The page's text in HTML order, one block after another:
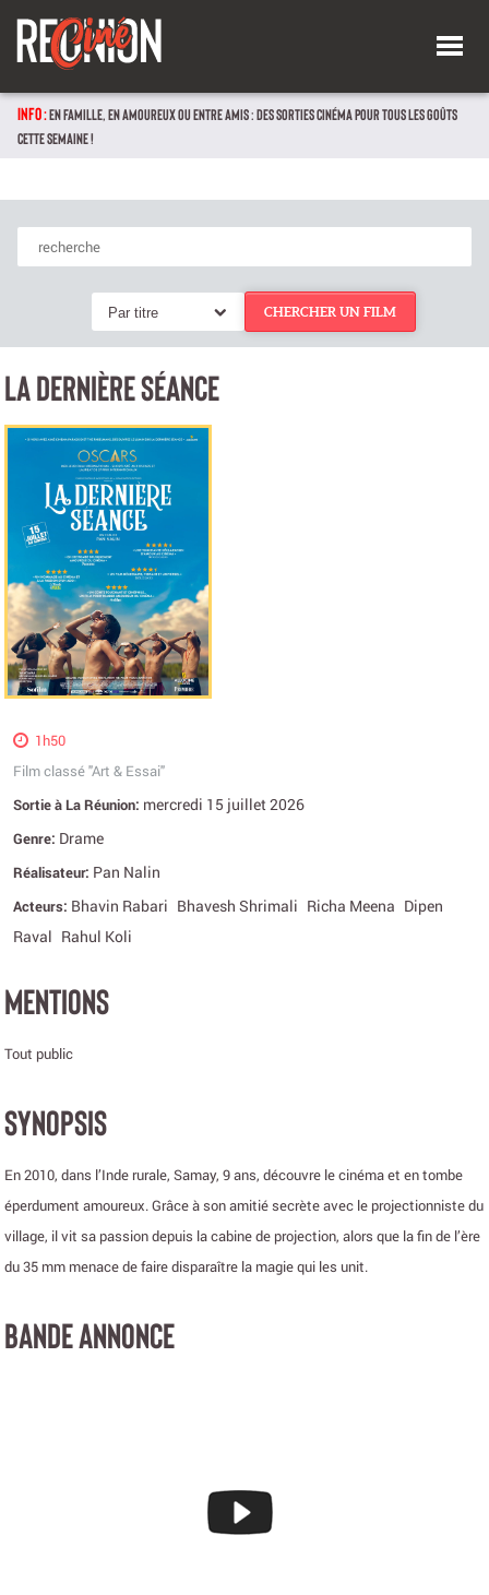
INFO :EN FAMILLE, EN AMOUREUX OU ENTRE AMIS : DES SORTIES CINÉMA POUR TOUS LES GOÛTS
CETTE SEMAINE !
Par titre CHERCHER UN FILM
LA DERNIÈRE SÉANCE
1h50
Film classé "Art & Essai"
Sortie à La Réunion: mercredi 15 juillet 2026
Genre: Drame
Réalisateur: Pan Nalin
Acteurs: Bhavin Rabari Bhavesh Shrimali Richa Meena Dipen
Raval Rahul Koli
MENTIONS
Tout public
SYNOPSIS
En 2010, dans l’Inde rurale, Samay, 9 ans, découvre le cinéma et en tombe
éperdument amoureux. Grâce à son amitié secrète avec le projectionniste du
village, il vit sa passion depuis la cabine de projection, alors que la fin de l’ère
du 35 mm menace de faire disparaître la magie qui les unit.
BANDE ANNONCE